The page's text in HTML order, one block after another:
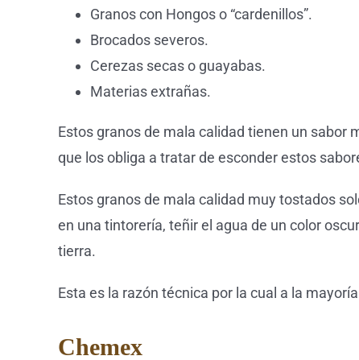
Granos con Hongos o “cardenillos”.
Brocados severos.
Cerezas secas o guayabas.
Materias extrañas.
Estos granos de mala calidad tienen un sabor
que los obliga a tratar de esconder estos
Estos granos de mala calidad muy tostados
en una tintorería, teñir el agua de un color
tierra.
Esta es la razón técnica por la cual a la
Chemex